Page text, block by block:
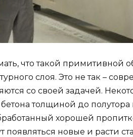
что такой примитивной
слоя. Это не так –
со своей задачей.
толщиной до полутора
хорошей
появляться новые и расти